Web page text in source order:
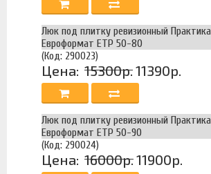
Люк под плитку ревизионный Практика
Евроформат ЕТР 50-80
(Код: 290023)
Цена: 15300р.11390р.
Люк под плитку ревизионный Практика
Евроформат ЕТР 50-90
(Код: 290024)
Цена: 16000р.11900р.